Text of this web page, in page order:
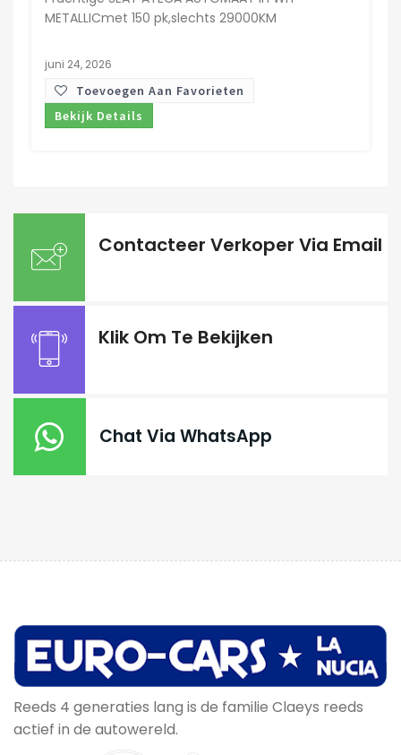
METALLICmet 150 pk,slechts 29000KM
juni 24, 2026
Toevoegen Aan Favorieten
Bekijk Details
Contacteer Verkoper Via Email
Klik Om Te Bekijken
Chat Via WhatsApp
Reeds 4 generaties lang is de familie Claeys reeds
actief in de autowereld.